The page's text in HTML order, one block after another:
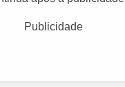
Publicidade